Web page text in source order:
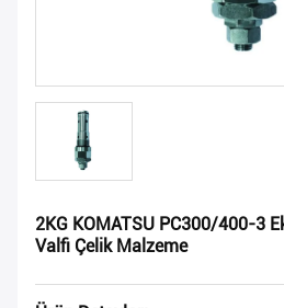
2KG KOMATSU PC300/400-3
Valfi Çelik Malzeme